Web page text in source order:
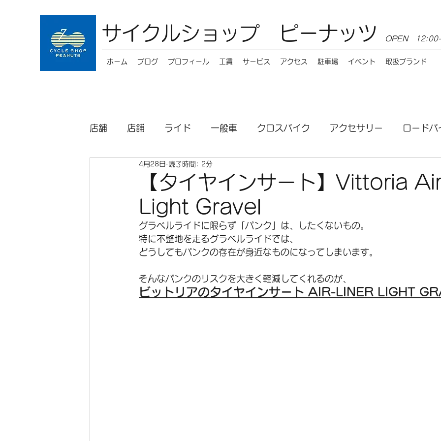
サイクルショップ ピーナッツ OPEN 12:00-
ホーム ブログ プロフィール 工賃 サービス アクセス 駐車場 イベント 取扱ブランド
店舗 店舗 ライド 一般車 クロスバイク アクセサリー ロードバ
キッズバイク メンテナンス
シクロクロス お店情報
オーダーフレーム 在庫 SALE シティバイク メンテナンス
ホイール 空気入れ アクセサリー グラベル
【タイヤインサート】Vittoria
Light Gravel
4月28日 読了時間: 2分
グラベルライドに限らず「パンク」は、したくないもの。
特に不整地を走るグラベルライドでは、
どうしてもパンクの存在が身近なものになってしまいます。
そんなパンクのリスクを大きく軽減してくれるのが、
ビットリアのタイヤインサート AIR-LINER LIGHT